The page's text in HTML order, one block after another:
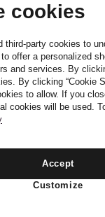
CookiePreferenze
e Condizioni
Italiano
cookies
third-party cookies to
offer a personalized
and services. By
By clicking “Cookie
to allow. If you
cookies will be used.
Accept
Customize